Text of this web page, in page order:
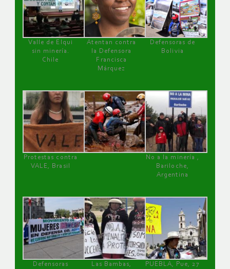
Valle de Elqui
sin minería.
Chile
Atentan contra
la Defensora
Francisca
Márquez
Defensoras de
Bolivia
Protestas contra
VALE, Brasil
No a la minería ,
Bariloche,
Argentina
Defensoras
Las Bambas,
PUEBLA, Pue, 27